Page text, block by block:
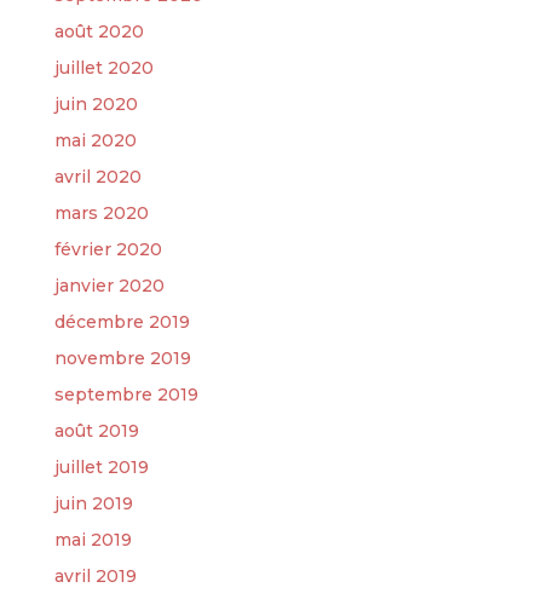
août 2020
juillet 2020
juin 2020
mai 2020
avril 2020
mars 2020
février 2020
janvier 2020
décembre 2019
novembre 2019
septembre 2019
août 2019
juillet 2019
juin 2019
mai 2019
avril 2019